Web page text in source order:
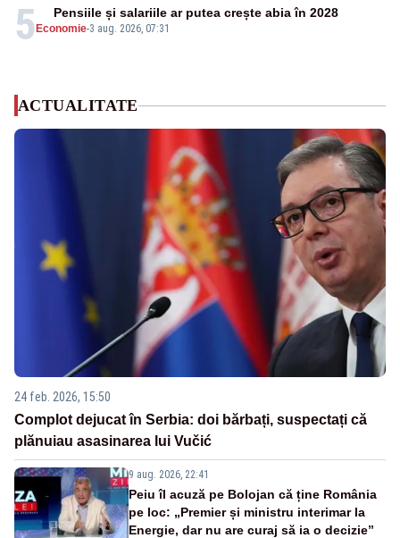
5 Economie-3 aug. 2026, 07:31
Pensiile și salariile ar putea crește abia în 2028
ACTUALITATE
24 feb. 2026, 15:50
Complot dejucat în Serbia: doi bărbați, suspectați că
plănuiau asasinarea lui Vučić
9 aug. 2026, 22:41
Peiu îl acuză pe Bolojan că ține România
pe loc: „Premier și ministru interimar la
Energie, dar nu are curaj să ia o decizie”